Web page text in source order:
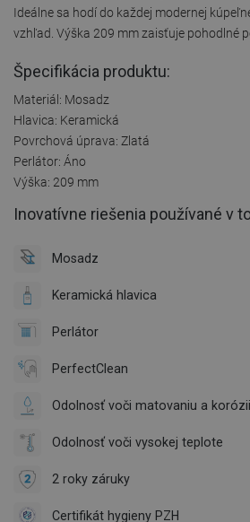
Ideálne sa hodí do každej modernej
vzhľad. Výška 209 mm zaisťuje pohodlné
Špecifikácia produktu:
Materiál: Mosadz
Hlavica: Keramická
Povrchová úprava: Zlatá
Perlátor: Áno
Výška: 209 mm
Inovatívne riešenia používané v
Mosadz
Keramická hlavica
Perlátor
PerfectClean
Odolnosť voči matovaniu a korózii
Odolnosť voči vysokej teplote
2 roky záruky
Certifikát hygieny PZH